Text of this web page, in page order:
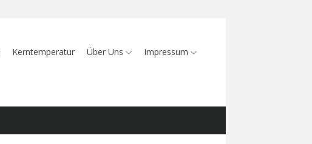
Kerntemperatur Über Uns Impressum